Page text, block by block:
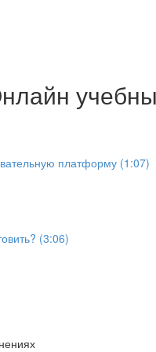
платформу (1:07)
(3:06)